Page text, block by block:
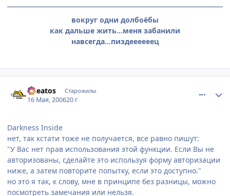
вокруг одни долбоёбы
как дальше жить...меня забанили
навсегда...пиздеееееец
Cheatos Старожилы
16 Мая, 200620 г
Darkness Inside
нет, так кстати тоже не получается, все равно пишут:
"У Вас нет прав использования этой функции. Если Вы не
авторизованы, сделайте это используя форму авторизации
ниже, а затем повторите попытку, если это доступно."
но это я так, к слову, мне в принципе без разницы, можно
посмотреть замечания или нельзя.